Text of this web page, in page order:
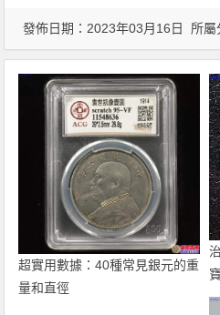
發佈日期：2023年03月16日 所屬
超實用數據：40種常見銀元的重
量和直徑